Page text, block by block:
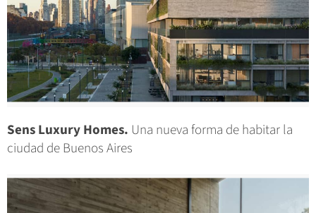
Sens Luxury Homes. Una nueva forma de habitar la
ciudad de Buenos Aires